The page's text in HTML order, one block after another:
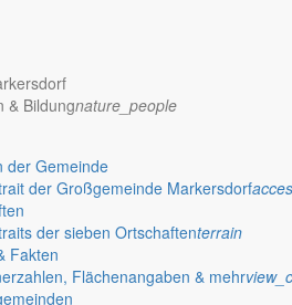
& Bildungnature_people
der Gemeinde
der Großgemeinde Markersdorf
der sieben Ortschaftenterrain
Fakten
Flächenangaben & mehr